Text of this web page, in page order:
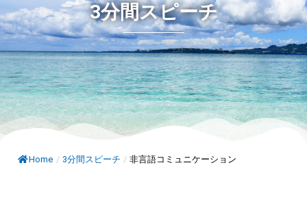
3分間スピーチ
Home / 3分間スピーチ / 非言語コミュニケーション